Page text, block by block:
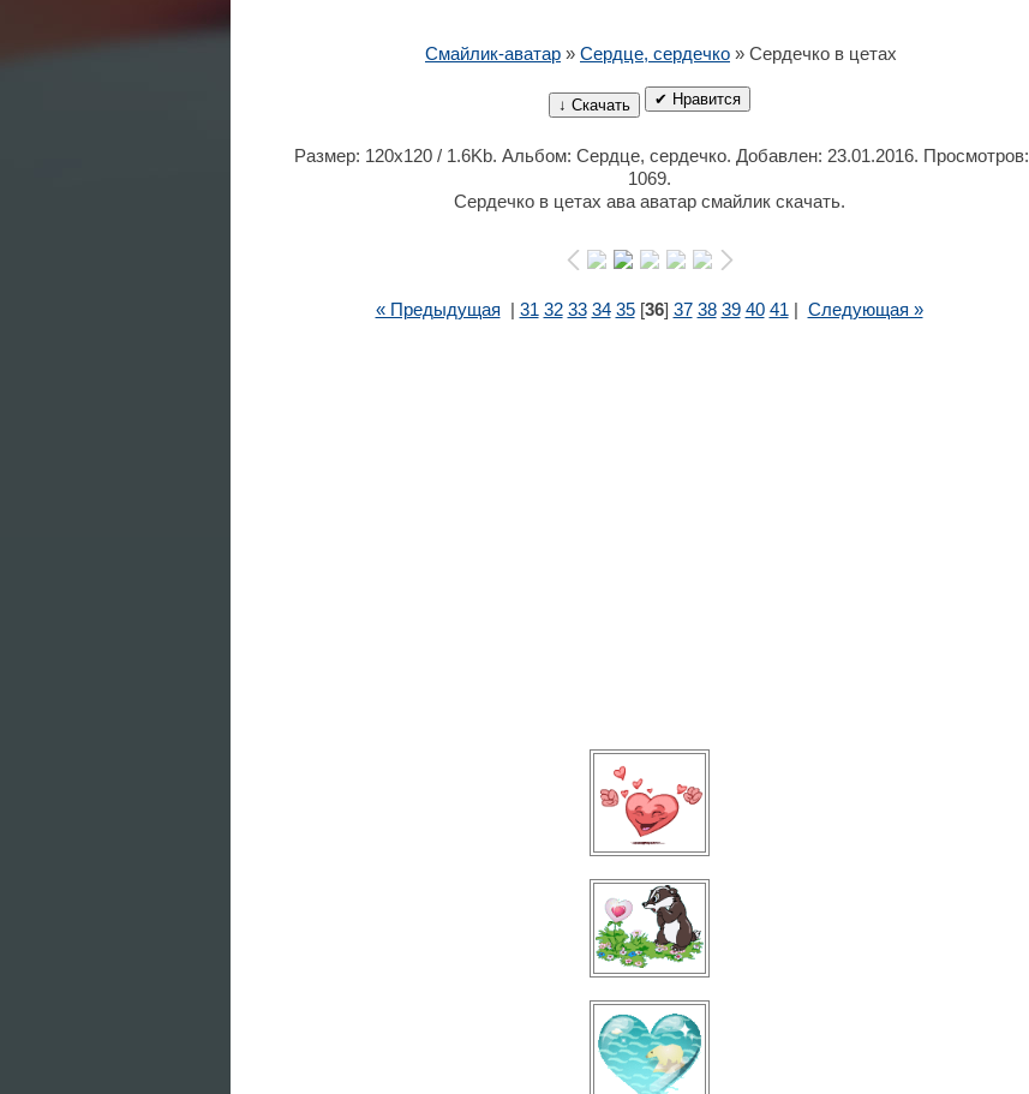
Смайлик-аватар » Сердце, сердечко » Сердечко в цетах
↓ Скачать ✔ Нравится
Размер: 120x120 / 1.6Kb. Альбом: Сердце, сердечко. Добавлен: 23.01.2016. Просмотров:
1069.
Сердечко в цетах ава аватар смайлик скачать.
« Предыдущая 31 32 33 34 35[36] 37 38 39 40 41 Следующая »